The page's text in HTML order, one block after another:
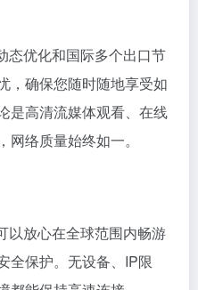
态优化和国际多个出口节
，确保您随时随地享受如
是高清流媒体观看、在线
络质量始终如一。
以放心在全球范围内畅游
全保护。无设备、IP限